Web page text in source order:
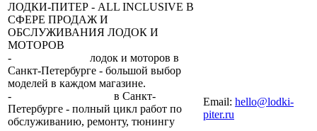
ЛОДКИ-ПИТЕР - ALL INCLUSIVE В
СФЕРЕ ПРОДАЖ И
ОБСЛУЖИВАНИЯ ЛОДОК И
МОТОРОВ
-
лодок и моторов в
Санкт-Петербурге - большой выбор
моделей в каждом магазине.
-
в Санкт-
Петербурге - полный цикл работ по
обслуживанию, ремонту, тюнингу
Email: hello@lodki-
piter.ru